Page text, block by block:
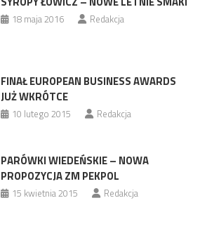
18 maja 2016 Redakcja
FINAŁ EUROPEAN BUSINESS AWARDS
JUŻ WKRÓTCE
10 lutego 2015 Redakcja
PARÓWKI WIEDEŃSKIE – NOWA
PROPOZYCJA ZM PEKPOL
15 kwietnia 2015 Redakcja